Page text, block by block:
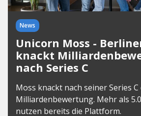
News
Unicorn Moss -
knackt
nach Series C
Moss knackt nach seiner Series C
Milliardenbewertung. Mehr als
nutzen bereits die Plattform.